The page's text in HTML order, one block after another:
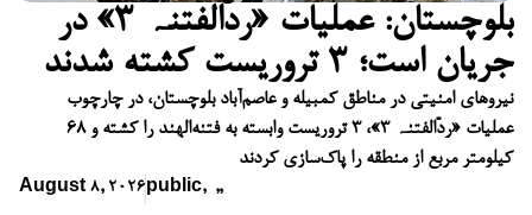
بلوچستان: عملیات «ردّالفتنہ ۳» در
جریان است؛ ۳ تروریست کشته شدند
نیروهای امنیتی در مناطق کمبیله و عاصم‌آباد بلوچستان، در چارچوب
عملیات «ردّالفتنہ ۳»، ۳ تروریست وابسته به فتنه‌الهند را کشته و ۶۸
کیلومتر مربع از منطقه را پاک‌سازی کردند
August 8, 2026 public, ,,